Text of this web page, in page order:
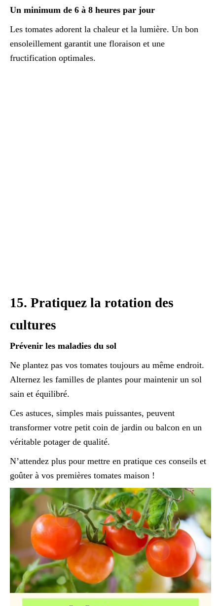
Un minimum de 6 à 8 heures par jour
Les tomates adorent la chaleur et la lumière. Un bon
ensoleillement garantit une floraison et une
fructification optimales.
15. Pratiquez la rotation des
cultures
Prévenir les maladies du sol
Ne plantez pas vos tomates toujours au même endroit.
Alternez les familles de plantes pour maintenir un sol
sain et équilibré.
Ces astuces, simples mais puissantes, peuvent
transformer votre petit coin de jardin ou balcon en un
véritable potager de qualité.
N’attendez plus pour mettre en pratique ces conseils et
goûter à vos premières tomates maison !